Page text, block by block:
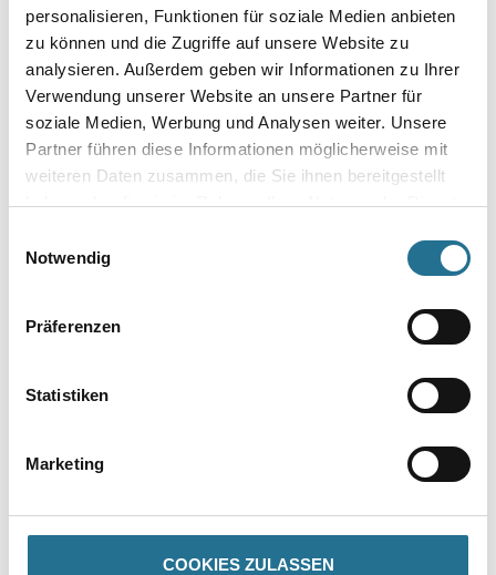
personalisieren, Funktionen für soziale Medien anbieten
zu können und die Zugriffe auf unsere Website zu
analysieren. Außerdem geben wir Informationen zu Ihrer
Verwendung unserer Website an unsere Partner für
soziale Medien, Werbung und Analysen weiter. Unsere
Partner führen diese Informationen möglicherweise mit
weiteren Daten zusammen, die Sie ihnen bereitgestellt
haben oder die sie im Rahmen Ihrer Nutzung der Dienste
Notwendig
Präferenzen
Statistiken
Marketing
COOKIES ZULASSEN
Umrechnungsfaktoren